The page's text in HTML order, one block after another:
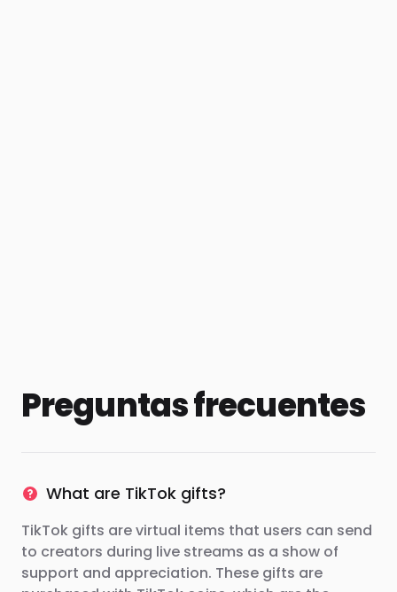
Preguntas frecuentes
What are TikTok gifts?
TikTok gifts are virtual items that users can send
to creators during live streams as a show of
support and appreciation. These gifts are